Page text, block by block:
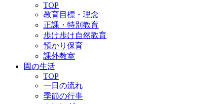
TOP
教育目標・理念
正課・特別教育
歩け歩け自然教育
預かり保育
課外教室
園の生活
TOP
一日の流れ
季節の行事